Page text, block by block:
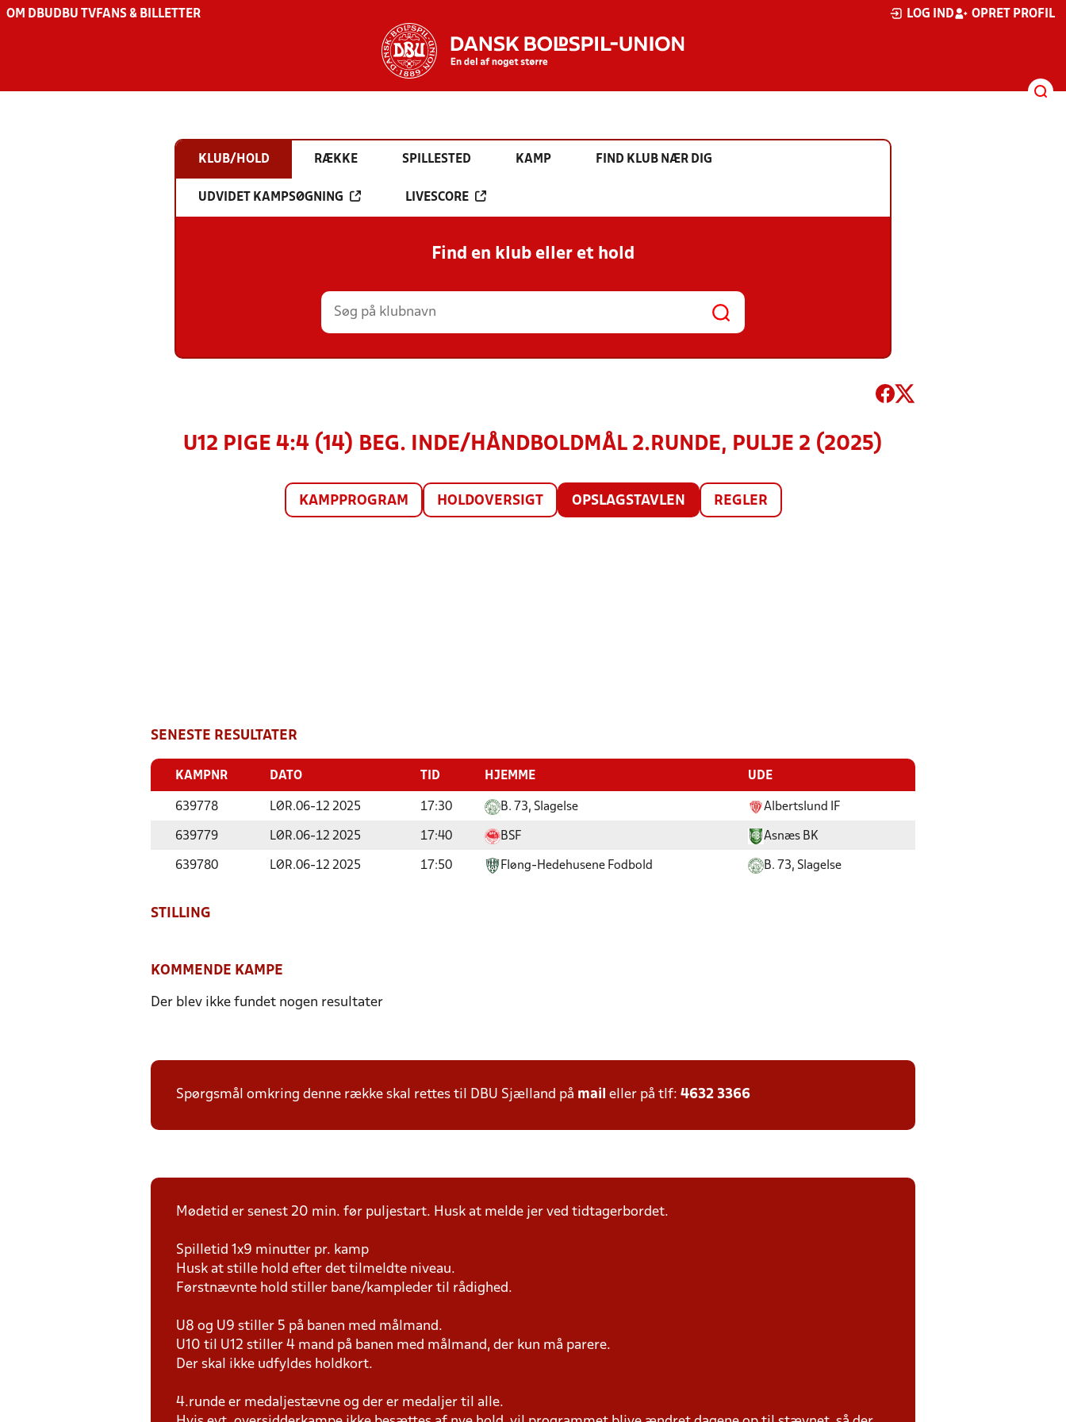
OM DBU DBU TV FANS & BILLETTER LOG IND OPRET PROFIL
KLUB/HOLD RÆKKE SPILLESTED KAMP FIND KLUB NÆR DIG
UDVIDET KAMPSØGNING LIVESCORE
Find en klub eller et hold
U12 PIGE 4:4 (14) BEG. INDE/HÅNDBOLDMÅL 2.RUNDE, PULJE 2 (2025)
KAMPPROGRAM HOLDOVERSIGT OPSLAGSTAVLEN REGLER
SENESTE RESULTATER
KAMPNR DATO TID HJEMME UDE
639778 LØR.06-12 2025 17:30 B. 73, Slagelse Albertslund IF
639779 LØR.06-12 2025 17:40 BSF Asnæs BK
639780 LØR.06-12 2025 17:50 Fløng-Hedehusene Fodbold B. 73, Slagelse
STILLING
KOMMENDE KAMPE
Der blev ikke fundet nogen resultater
Spørgsmål omkring denne række skal rettes til DBU Sjælland på mail eller på tlf: 4632 3366
Mødetid er senest 20 min. før puljestart. Husk at melde jer ved tidtagerbordet.
Spilletid 1x9 minutter pr. kamp
Husk at stille hold efter det tilmeldte niveau.
Førstnævnte hold stiller bane/kampleder til rådighed.
U8 og U9 stiller 5 på banen med målmand.
U10 til U12 stiller 4 mand på banen med målmand, der kun må parere.
Der skal ikke udfyldes holdkort.
4.runde er medaljestævne og der er medaljer til alle.